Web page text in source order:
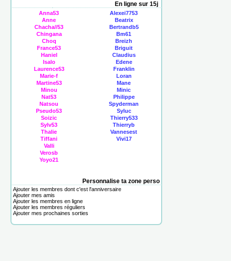
En ligne sur 15j
Anna53
Alexei7753
Anne
Beatrix
Chacha//53
Bertrandb5
Chingana
Bm61
Choq
Breizh
France53
Briguit
Haniel
Claudius
Isalo
Edene
Laurence53
Franklin
Marie-f
Loran
Martine53
Mane
Minou
Minic
Nat53
Philippe
Natsou
Spyderman
Pseudo53
Syluc
Soizic
Thierry533
Sylv53
Thierryb
Thalie
Vannesest
Tiffani
Vivi17
Valli
Verosb
Yoyo21
Personnalise ta zone perso
Ajouter les membres dont c'est l'anniversaire
Ajouter mes amis
Ajouter les membres en ligne
Ajouter les membres réguliers
Ajouter mes prochaines sorties